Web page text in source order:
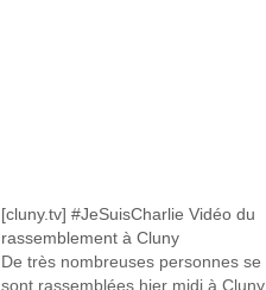
[cluny.tv] #JeSuisCharlie Vidéo du
rassemblement à Cluny
De très nombreuses personnes se
sont rassemblées hier midi à Cluny